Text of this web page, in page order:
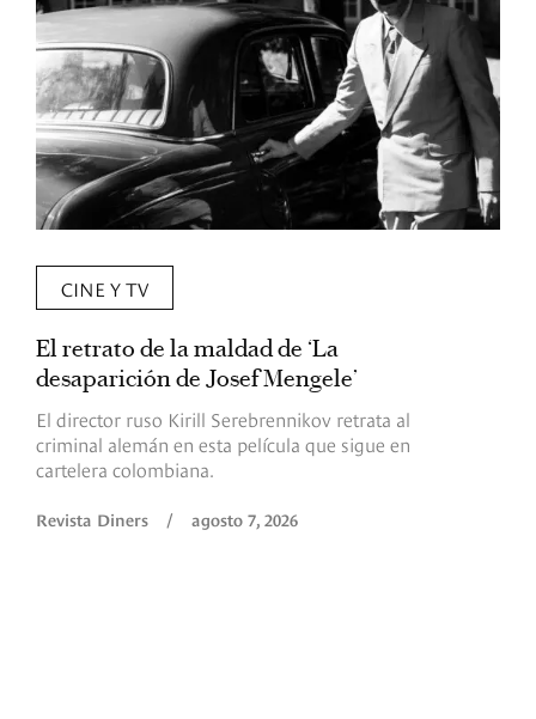
CINE Y TV
El retrato de la maldad de ‘La
desaparición de Josef Mengele’
El director ruso Kirill Serebrennikov retrata al
criminal alemán en esta película que sigue en
cartelera colombiana.
Revista Diners / agosto 7, 2026